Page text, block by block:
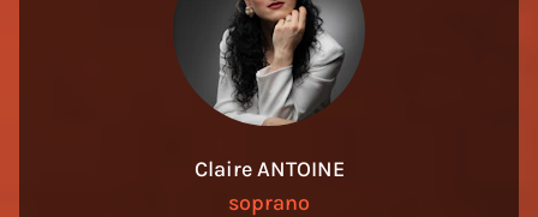
Claire ANTOINE
soprano